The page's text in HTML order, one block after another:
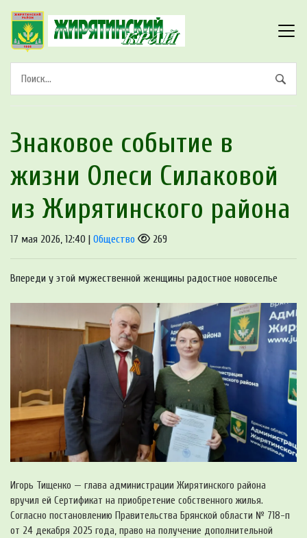
Знаковое событие в
жизни Олеси Силаковой
из Жирятинского района
17 мая 2026, 12:40 | Общество 269
Впереди у этой мужественной женщины радостное новоселье
Игорь Тищенко — глава администрации Жирятинского района
вручил ей Сертификат на приобретение собственного жилья.
Согласно постановлению Правительства Брянской области № 718-п
от 24 декабря 2025 года, право на получение дополнительной